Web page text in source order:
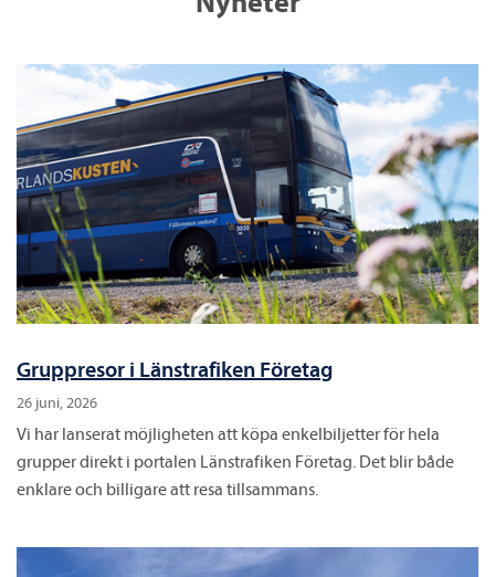
Gruppresor i Länstrafiken Företag
26 juni, 2026
Vi har lanserat möjligheten att köpa enkelbiljetter för hela
grupper direkt i portalen Länstrafiken Företag. Det blir både
enklare och billigare att resa tillsammans.